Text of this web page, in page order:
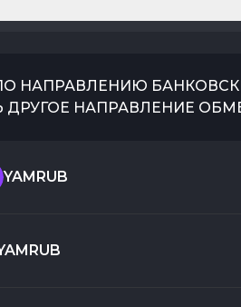
НАПРАВЛЕНИЮ
НАПРАВЛЕНИЕ
YAMRUB